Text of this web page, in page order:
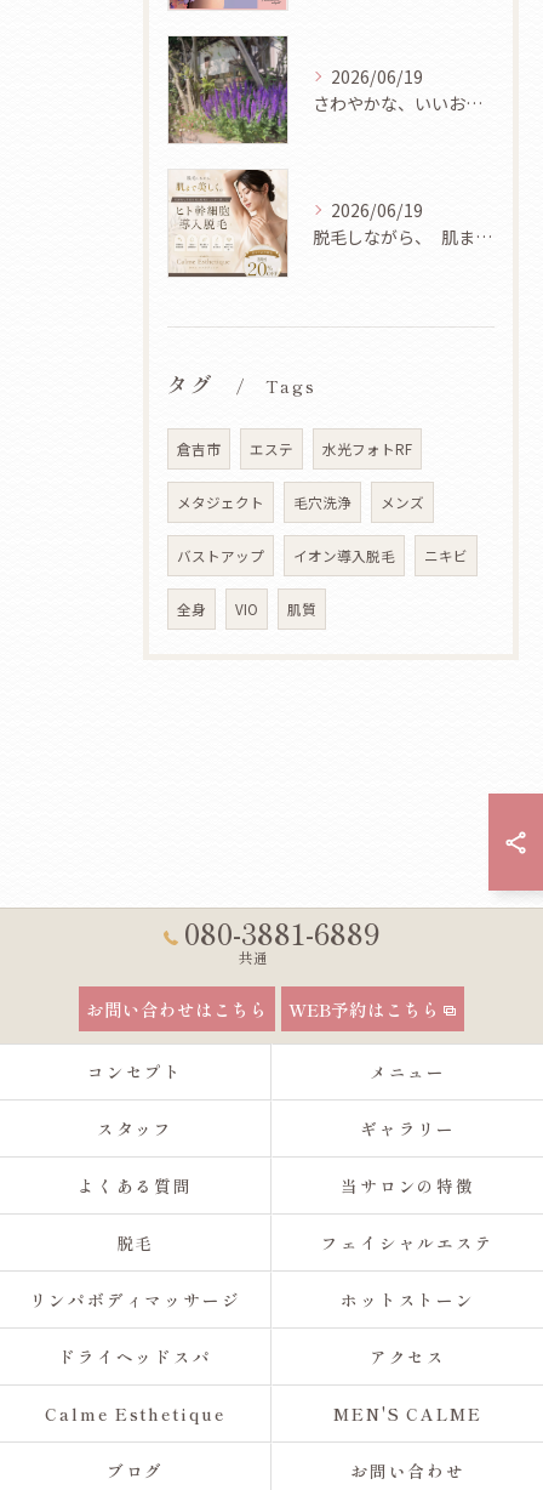
2026/06/19
さわやかな、いいお天気ですね🌿✨
2026/06/19
脱毛しながら、 肌まで美しく✨
タグ Tags
倉吉市 エステ 水光フォトRF
メタジェクト 毛穴洗浄 メンズ
バストアップ イオン導入脱毛 ニキビ
全身 VIO 肌質
080-3881-6889
共通
お問い合わせはこちら WEB予約はこちら
コンセプト メニュー
スタッフ ギャラリー
よくある質問 当サロンの特徴
脱毛 フェイシャルエステ
リンパボディマッサージ ホットストーン
ドライヘッドスパ アクセス
Calme Esthetique MEN'S CALME
ブログ お問い合わせ